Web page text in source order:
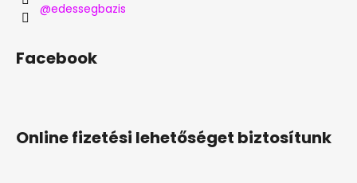
@edessegbazis
Facebook
Online fizetési lehetőséget biztosítunk